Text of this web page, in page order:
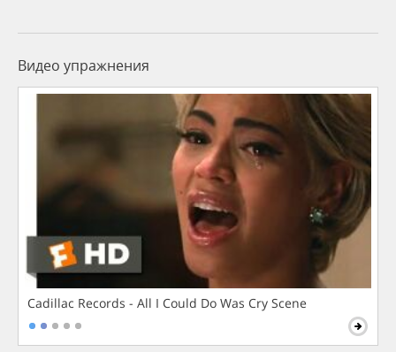
Видео упражнения
Cadillac Records - All I Could Do Was Cry Scene